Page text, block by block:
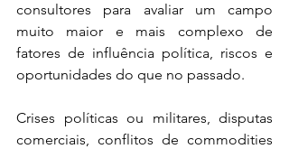
consultores para avaliar um campo
muito maior e mais complexo de
fatores de influência política, riscos e
oportunidades do que no passado.
Crises políticas ou militares, disputas
comerciais, conflitos de commodities